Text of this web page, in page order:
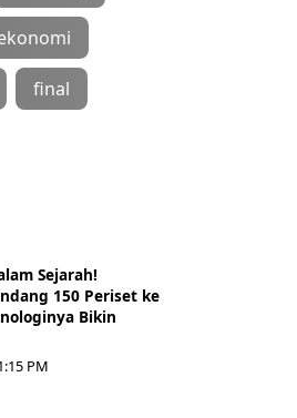
final
Sejarah!
150 Periset ke
Bikin
PM